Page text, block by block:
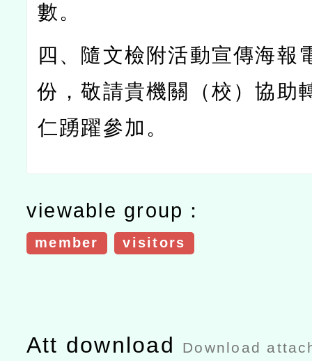
數。
四、隨文檢附活動宣傳海報
份，敬請貴機關（校）協助
仁踴躍參加。
viewable group：
member visitors
Att download Download